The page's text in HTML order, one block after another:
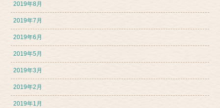
2019年8月
2019年7月
2019年6月
2019年5月
2019年3月
2019年2月
2019年1月